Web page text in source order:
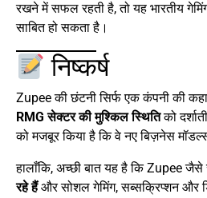
रखने में सफल रहती है, तो यह भारतीय
साबित हो सकता है।
निष्कर्ष
Zupee की छंटनी सिर्फ एक कंपनी की
RMG सेक्टर की मुश्किल स्थितिको
को मजबूर किया है कि वे नए बिज़नेस
हालाँकि, अच्छी बात यह है कि Zupee जैसे
रहे हैंऔर सोशल गेमिंग, सब्सक्रिप्शन और